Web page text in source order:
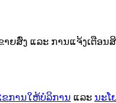
ຍສົ່ງ ແລະ ການແຈ້ງເຕືອນ
ຂການໃຫ້ບໍລິການ ແລະ ນະໂ